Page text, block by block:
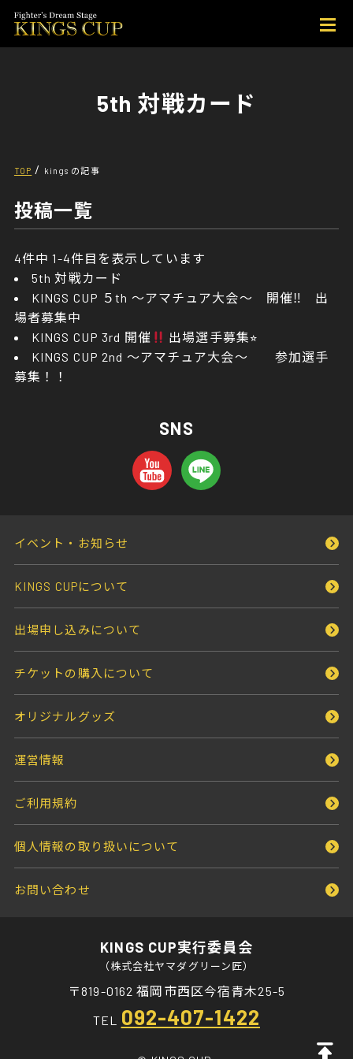
5th 対戦カード
TOP / kings の記事
投稿一覧
4件中 1-4件目を表示しています
5th 対戦カード
KINGS CUP ５th ～アマチュア大会～ 開催‼ 出
場者募集中
KINGS CUP 3rd 開催
出場選手募集⭐︎
KINGS CUP 2nd ～アマチュア大会～ 参加選手
募集！！
SNS
イベント・お知らせ
KINGS CUPについて
出場申し込みについて
チケットの購入について
オリジナルグッズ
運営情報
ご利用規約
個人情報の取り扱いについて
お問い合わせ
KINGS CUP実行委員会
（株式会社ヤマダグリーン匠）
〒819-0162 福岡市西区今宿青木25-5
TEL 092-407-1422